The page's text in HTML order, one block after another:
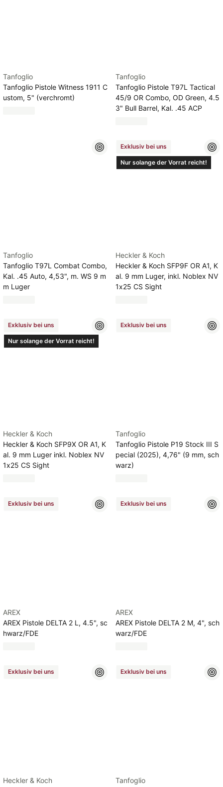
Tanfoglio
Tanfoglio Pistole Witness 1911 C
ustom, 5" (verchromt)
Tanfoglio
Tanfoglio Pistole T97L Tactical
45/9 OR Combo, OD Green, 4.5
3" Bull Barrel, Kal. .45 ACP
Tanfoglio
Tanfoglio T97L Combat Combo,
Kal. .45 Auto, 4,53", m. WS 9 m
m Luger
Exklusiv bei uns
Nur solange der Vorrat reicht!
Heckler & Koch
Heckler & Koch SFP9F OR A1, K
al. 9 mm Luger, inkl. Noblex NV
1x25 CS Sight
Exklusiv bei uns
Nur solange der Vorrat reicht!
Heckler & Koch
Heckler & Koch SFP9X OR A1, K
al. 9 mm Luger inkl. Noblex NV
1x25 CS Sight
Exklusiv bei uns
Tanfoglio
Tanfoglio Pistole P19 Stock III S
pecial (2025), 4,76" (9 mm, sch
warz)
Exklusiv bei uns
AREX
AREX Pistole DELTA 2 L, 4.5", sc
hwarz/FDE
Exklusiv bei uns
AREX
AREX Pistole DELTA 2 M, 4", sch
warz/FDE
Exklusiv bei uns
Heckler & Koch
Exklusiv bei uns
Tanfoglio